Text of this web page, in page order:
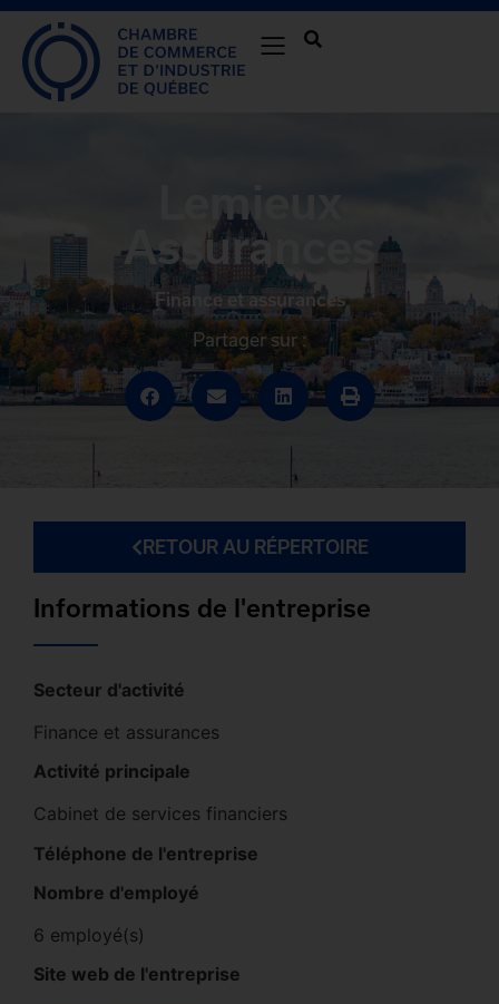
Lemieux
Assurances
Finance et assurances
Partager sur :
RETOUR AU RÉPERTOIRE
Informations de l'entreprise
Secteur d'activité
Finance et assurances
Activité principale
Cabinet de services financiers
Téléphone de l'entreprise
Nombre d'employé
6 employé(s)
Site web de l'entreprise